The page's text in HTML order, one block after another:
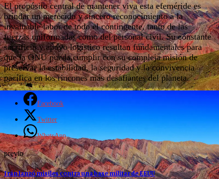
El propósito central de mantener viva esta efeméride es
brindar un merecido y sincero reconocimiento a la
invaluable labor de todo el contingente, tanto de las
fuerzas uniformadas como del personal civil. Su constante
sacrificio y apoyo logístico resultan fundamentales para
que la ONU pueda cumplir con su compleja misión de
preservar la estabilidad, la seguridad y la convivencia
pacífica en los rincones más desafiantes del planeta.
Facebook
Twitter
WhatsApp
previo
Irán lanzó misiles contra una base militar de EEUU